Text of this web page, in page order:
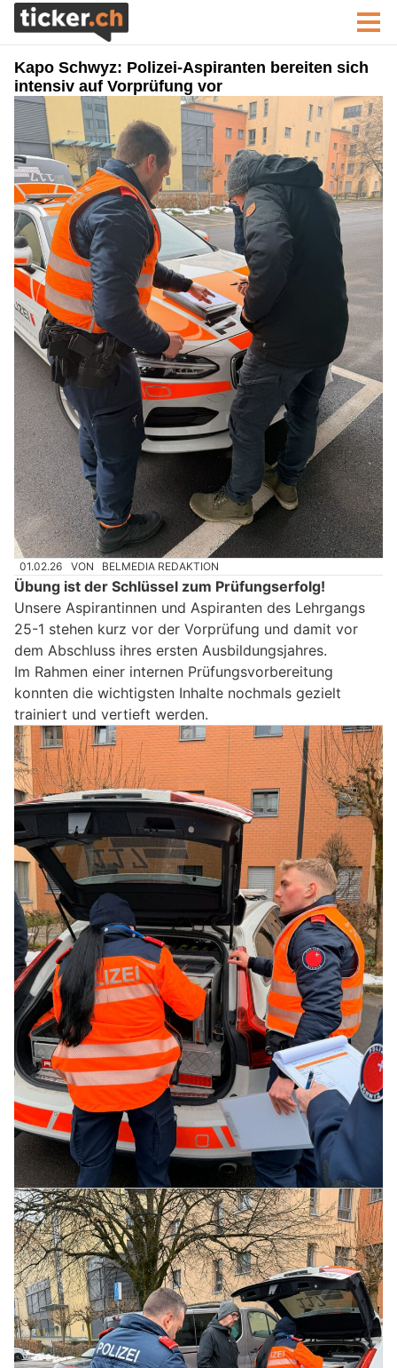
Kapo Schwyz: Polizei-Aspiranten bereiten sich
intensiv auf Vorprüfung vor
01.02.26 VON BELMEDIA REDAKTION
Übung ist der Schlüssel zum Prüfungserfolg!
Unsere Aspirantinnen und Aspiranten des Lehrgangs
25-1 stehen kurz vor der Vorprüfung und damit vor
dem Abschluss ihres ersten Ausbildungsjahres.
Im Rahmen einer internen Prüfungsvorbereitung
konnten die wichtigsten Inhalte nochmals gezielt
trainiert und vertieft werden.